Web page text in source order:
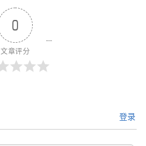
0
文章评分
登录